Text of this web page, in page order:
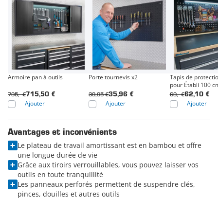
Armoire pan à outils
715,50 €
795,- €
Ajouter
Porte tournevis x2
35,96 €
39,95 €
Ajouter
Tapis de
pour Établi 100
62,10 €
69,- €
Ajouter
Avantages et inconvénients
Le plateau de travail amortissant est en bambou et offre
une longue durée de vie
Grâce aux tiroirs verrouillables, vous pouvez laisser vos
outils en toute tranquillité
Les panneaux perforés permettent de suspendre clés,
pinces, douilles et autres outils